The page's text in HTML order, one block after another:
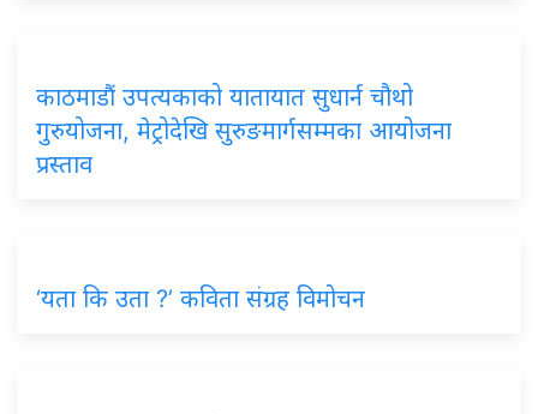
काठमाडौं उपत्यकाको यातायात सुधार्न चौथो
गुरुयोजना, मेट्रोदेखि सुरुङमार्गसम्मका आयोजना
प्रस्ताव
‘यता कि उता ?’ कविता संग्रह विमोचन